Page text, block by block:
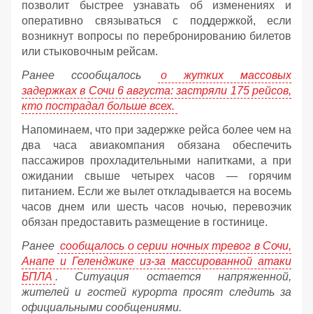
позволит быстрее узнавать об изменениях и
оперативно связываться с поддержкой, если
возникнут вопросы по перебронированию билетов
или стыковочным рейсам.
Ранее ссообщалось
о жутких массовых
задержках в Сочи 6 августа: застряли 175 рейсов,
кто пострадал больше всех.
Напоминаем, что при задержке рейса более чем на
два часа авиакомпания обязана обеспечить
пассажиров прохладительными напитками, а при
ожидании свыше четырех часов — горячим
питанием. Если же вылет откладывается на восемь
часов днем или шесть часов ночью, перевозчик
обязан предоставить размещение в гостинице.
Ранее сообщалось о серии ночных тревог в Сочи,
Анапе и Геленджике из-за массированной атаки
БПЛА . Ситуация остается напряженной,
жителей и гостей курорта просят следить за
официальными сообщениями.